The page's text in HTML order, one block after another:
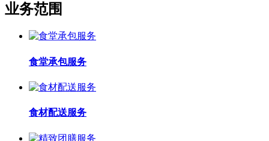
业务范围
食堂承包服务
食材配送服务